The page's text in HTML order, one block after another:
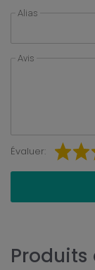
Alias
Avis
Évaluer: